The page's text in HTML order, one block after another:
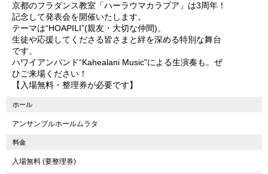
京都のフラダンス教室「ハーラウマカラプア」は3周年！
記念して発表会を開催いたします。
テーマは“HOAPILI”(親友・大切な仲間)。
生徒や応援してくださる皆さまと絆を深める特別な舞台
です。
ハワイアンバンド“Kahealani Music"による生演奏も。ぜ
ひご来場ください！
【入場無料・整理券が必要です】
ホール
アンサンブルホールムラタ
料金
入場無料 (要整理券)